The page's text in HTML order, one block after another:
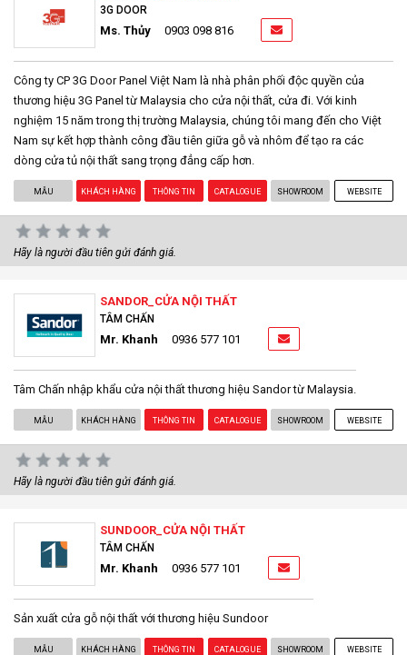
3G DOOR
Ms. Thủy 0903 098 816
Công ty CP 3G Door Panel Việt Nam là nhà phân phối độc quyền của
thương hiệu 3G Panel từ Malaysia cho cửa nội thất, cửa đi. Với kinh
nghiệm 15 năm trong thị trường Malaysia, chúng tôi mang đến cho Việt
Nam sự kết hợp thành công đầu tiên giữa gỗ và nhôm để tạo ra các
dòng cửa tủ nội thất sang trọng đẳng cấp hơn.
MẪU KHÁCH HÀNG THÔNG TIN CATALOGUE SHOWROOM WEBSITE
Hãy là người đầu tiên gửi đánh giá.
SANDOR_CỬA NỘI THẤT
TÂM CHẤN
Mr. Khanh 0936 577 101
Tâm Chấn nhập khẩu cửa nội thất thương hiệu Sandor từ Malaysia.
MẪU KHÁCH HÀNG THÔNG TIN CATALOGUE SHOWROOM WEBSITE
Hãy là người đầu tiên gửi đánh giá.
SUNDOOR_CỬA NỘI THẤT
TÂM CHẤN
Mr. Khanh 0936 577 101
Sản xuất cửa gỗ nội thất với thương hiệu Sundoor
MẪU KHÁCH HÀNG THÔNG TIN CATALOGUE SHOWROOM WEBSITE